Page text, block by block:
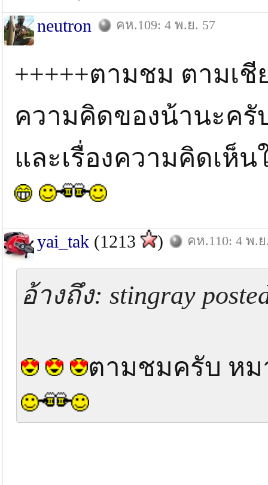
neutron คห.109: 4 พ.ย. 57
+++++ตามชม ตามเ
ความคิดของน้านะครั
และเรื่องความคิดเห็
yai_tak (1213 ) คห.110: 4 พ.ย
อ้างถึง: stingray
ตามชมครับ ห